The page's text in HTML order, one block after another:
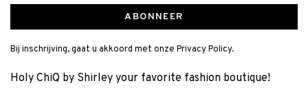
ABONNEER
Bij inschrijving, gaat u akkoord met onze Privacy Policy.
Holy ChiQ by Shirley your favorite fashion boutique!